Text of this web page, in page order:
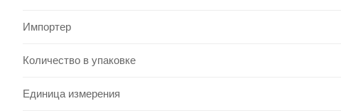
Импортер
Количество в упаковке
Единица измерения